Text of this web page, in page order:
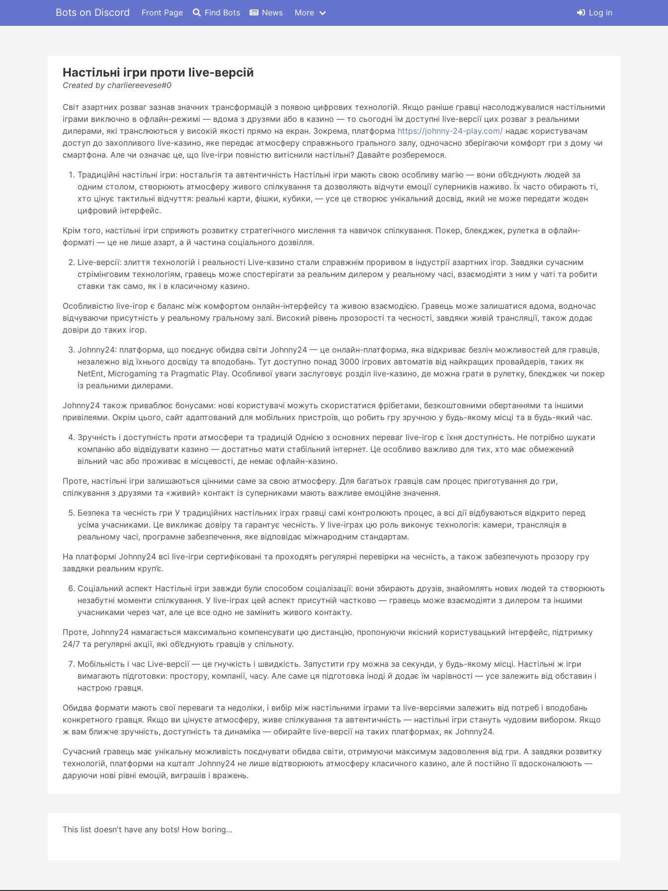
Bots on Discord Front Page Find Bots News More Log in
Настільні ігри проти live-версій
Created by charliereevese#0
Світ азартних розваг зазнав значних трансформацій з появою цифрових технологій. Якщо раніше гравці насолоджувалися настільними
іграми виключно в офлайн-режимі — вдома з друзями або в казино — то сьогодні їм доступні live-версії цих розваг з реальними
дилерами, які транслюються у високій якості прямо на екран. Зокрема, платформа https://johnny-24-play.com/ надає користувачам
доступ до захопливого live-казино, яке передає атмосферу справжнього грального залу, одночасно зберігаючи комфорт гри з дому чи
смартфона. Але чи означає це, що live-ігри повністю витіснили настільні? Давайте розберемося.
Традиційні настільні ігри: ностальгія та автентичність Настільні ігри мають свою особливу магію — вони об’єднують людей за
одним столом, створюють атмосферу живого спілкування та дозволяють відчути емоції суперників наживо. Їх часто обирають ті,
хто цінує тактильні відчуття: реальні карти, фішки, кубики, — усе це створює унікальний досвід, який не може передати жоден
цифровий інтерфейс.
Крім того, настільні ігри сприяють розвитку стратегічного мислення та навичок спілкування. Покер, блекджек, рулетка в офлайн-
форматі — це не лише азарт, а й частина соціального дозвілля.
Live-версії: злиття технологій і реальності Live-казино стали справжнім проривом в індустрії азартних ігор. Завдяки сучасним
стрімінговим технологіям, гравець може спостерігати за реальним дилером у реальному часі, взаємодіяти з ним у чаті та робити
ставки так само, як і в класичному казино.
Особливістю live-ігор є баланс між комфортом онлайн-інтерфейсу та живою взаємодією. Гравець може залишатися вдома, водночас
відчуваючи присутність у реальному гральному залі. Високий рівень прозорості та чесності, завдяки живій трансляції, також додає
довіри до таких ігор.
Johnny24: платформа, що поєднує обидва світи Johnny24 — це онлайн-платформа, яка відкриває безліч можливостей для гравців,
незалежно від їхнього досвіду та вподобань. Тут доступно понад 3000 ігрових автоматів від найкращих провайдерів, таких як
NetEnt, Microgaming та Pragmatic Play. Особливої уваги заслуговує розділ live-казино, де можна грати в рулетку, блекджек чи покер
із реальними дилерами.
Johnny24 також приваблює бонусами: нові користувачі можуть скористатися фрібетами, безкоштовними обертаннями та іншими
привілеями. Окрім цього, сайт адаптований для мобільних пристроїв, що робить гру зручною у будь-якому місці та в будь-який час.
Зручність і доступність проти атмосфери та традицій Однією з основних переваг live-ігор є їхня доступність. Не потрібно шукати
компанію або відвідувати казино — достатньо мати стабільний інтернет. Це особливо важливо для тих, хто має обмежений
вільний час або проживає в місцевості, де немає офлайн-казино.
Проте, настільні ігри залишаються цінними саме за свою атмосферу. Для багатьох гравців сам процес приготування до гри,
спілкування з друзями та «живий» контакт із суперниками мають важливе емоційне значення.
Безпека та чесність гри У традиційних настільних іграх гравці самі контролюють процес, а всі дії відбуваються відкрито перед
усіма учасниками. Це викликає довіру та гарантує чесність. У live-іграх цю роль виконує технологія: камери, трансляція в
реальному часі, програмне забезпечення, яке відповідає міжнародним стандартам.
На платформі Johnny24 всі live-ігри сертифіковані та проходять регулярні перевірки на чесність, а також забезпечують прозору гру
завдяки реальним круп’є.
Соціальний аспект Настільні ігри завжди були способом соціалізації: вони збирають друзів, знайомлять нових людей та створюють
незабутні моменти спілкування. У live-іграх цей аспект присутній частково — гравець може взаємодіяти з дилером та іншими
учасниками через чат, але це все одно не замінить живого контакту.
Проте, Johnny24 намагається максимально компенсувати цю дистанцію, пропонуючи якісний користувацький інтерфейс, підтримку
24/7 та регулярні акції, які об’єднують гравців у спільноту.
Мобільність і час Live-версії — це гнучкість і швидкість. Запустити гру можна за секунди, у будь-якому місці. Настільні ж ігри
вимагають підготовки: простору, компанії, часу. Але саме ця підготовка іноді й додає їм чарівності — усе залежить від обставин і
настрою гравця.
Обидва формати мають свої переваги та недоліки, і вибір між настільними іграми та live-версіями залежить від потреб і вподобань
конкретного гравця. Якщо ви цінуєте атмосферу, живе спілкування та автентичність — настільні ігри стануть чудовим вибором. Якщо
ж вам ближче зручність, доступність та динаміка — обирайте live-версії на таких платформах, як Johnny24.
Сучасний гравець має унікальну можливість поєднувати обидва світи, отримуючи максимум задоволення від гри. А завдяки розвитку
технологій, платформи на кшталт Johnny24 не лише відтворюють атмосферу класичного казино, але й постійно її вдосконалюють —
даруючи нові рівні емоцій, виграшів і вражень.
This list doesn't have any bots! How boring...